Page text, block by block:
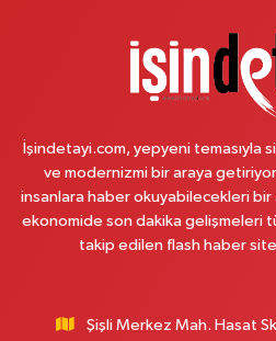
0 (216) 484 00 08
Nazan Eczanesi
0 (212) 419 24 18 Yol Tarifi Al
Pera Eczanesi
Mimar Sinan Mahallesi, Selçukhan
Kağıthane Sağlık Eczanesi
İşindetayi.com, yepyeni temasıyla
ve modernizmi bir araya
insanlara haber okuyabilecekleri bir
ekonomide son dakika gelişmeleri
takip edilen flash haber
Şişli Merkez Mah. Hasat